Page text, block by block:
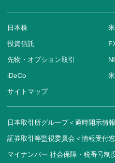
日本株
投資信託
先物・オプション取引
iDeCo
サイトマップ
日本取引所グループ＜適時開示情
証券取引等監視委員会＜情報受付
マイナンバー 社会保障・税番号制